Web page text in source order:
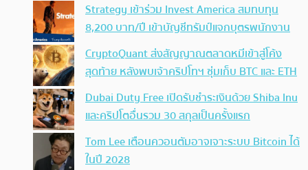
Strategy เข้าร่วม Invest America สมทบทุน
8,200 บาท/ปี เข้าบัญชีทรัมป์แจกบุตรพนักงาน
CryptoQuant ส่งสัญญาณตลาดหมีเข้าสู่โค้ง
สุดท้าย หลังพบเจ้าคริปโทฯ ซุ่มเก็บ BTC และ ETH
Dubai Duty Free เปิดรับชำระเงินด้วย Shiba Inu
และคริปโตอื่นรวม 30 สกุลเป็นครั้งแรก
Tom Lee เตือนควอนตัมอาจเจาะระบบ Bitcoin ได้
ในปี 2028